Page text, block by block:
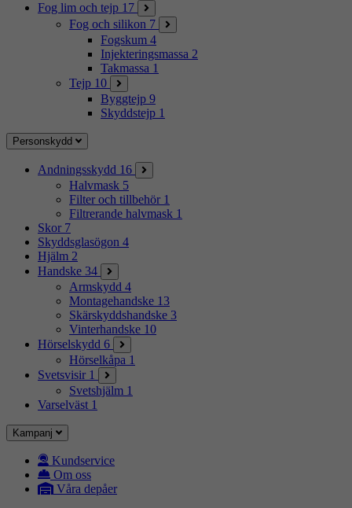
Fog lim och tejp 17
Fog och silikon 7
Fogskum 4
Injekteringsmassa 2
Takmassa 1
Tejp 10
Byggtejp 9
Skyddstejp 1
Personskydd
Andningsskydd 16
Halvmask 5
Filter och tillbehör 1
Filtrerande halvmask 1
Skor 7
Skyddsglasögon 4
Hjälm 2
Handske 34
Armskydd 4
Montagehandske 13
Skärskyddshandske 3
Vinterhandske 10
Hörselskydd 6
Hörselkåpa 1
Svetsvisir 1
Svetshjälm 1
Varselväst 1
Kampanj
Kundservice
Om oss
Våra depåer